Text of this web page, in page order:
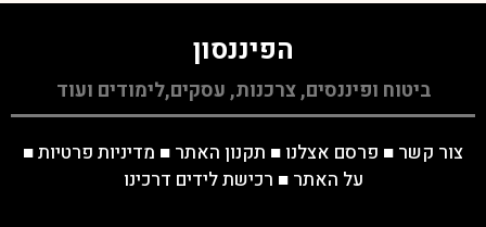
הפיננסון
ביטוח ופיננסים, צרכנות, עסקים,לימודים ועוד
צור קשר ■ פרסם אצלנו ■ תקנון האתר ■ מדיניות פרטיות■
על האתר ■ רכישת לידים דרכינו